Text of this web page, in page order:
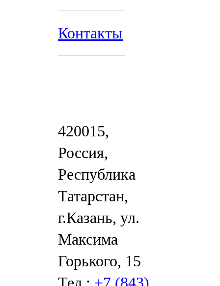
Контакты
420015,
Россия,
Республика
Татарстан,
г.Казань, ул.
Максима
Горького, 15